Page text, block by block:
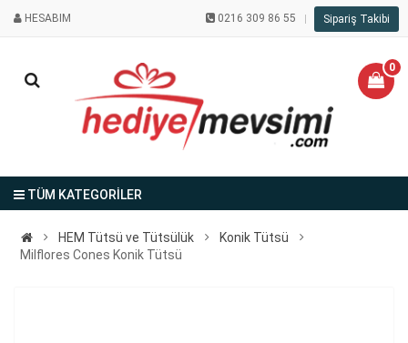
HESABIM 0216 309 86 55 Sipariş Takibi
0
TÜM KATEGORİLER
HEM Tütsü ve Tütsülük
Konik Tütsü
Milflores Cones Konik Tütsü